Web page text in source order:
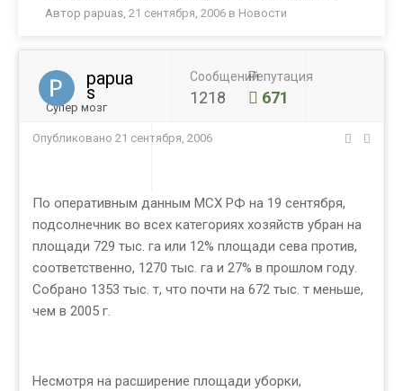
Автор papuas, 21 сентября, 2006 в Новости
papua
s
Супер мозг
Сообщений
1218
Репутация
671
Опубликовано 21 сентября, 2006
По оперативным данным МСХ РФ на 19 сентября,
подсолнечник во всех категориях хозяйств убран на
площади 729 тыс. га или 12% площади сева против,
соответственно, 1270 тыс. га и 27% в прошлом году.
Собрано 1353 тыс. т, что почти на 672 тыс. т меньше,
чем в 2005 г.
Несмотря на расширение площади уборки,